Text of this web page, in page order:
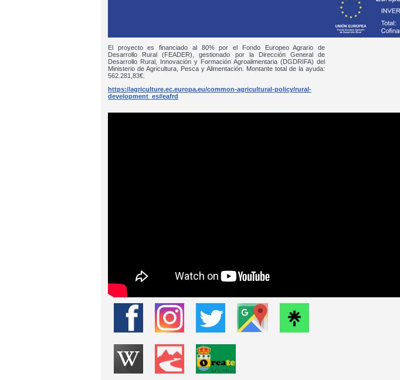
El proyecto es financiado al 80% por el Fondo Europeo Agrario de
Desarrollo Rural (FEADER), gestionado por la Dirección General de
Desarrollo Rural, Innovación y Formación Agroalimentaria (DGDRIFA) del
Ministerio de Agricultura, Pesca y Alimentación. Montante total de la ayuda:
562.281,83€.
https://agriculture.ec.europa.eu/common-agricultural-policy/rural-
development_es#eafrd